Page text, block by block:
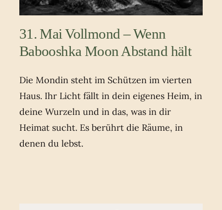
31. Mai Vollmond – Wenn
Babooshka Moon Abstand hält
Die Mondin steht im Schützen im vierten
Haus. Ihr Licht fällt in dein eigenes Heim, in
deine Wurzeln und in das, was in dir
Heimat sucht. Es berührt die Räume, in
denen du lebst.